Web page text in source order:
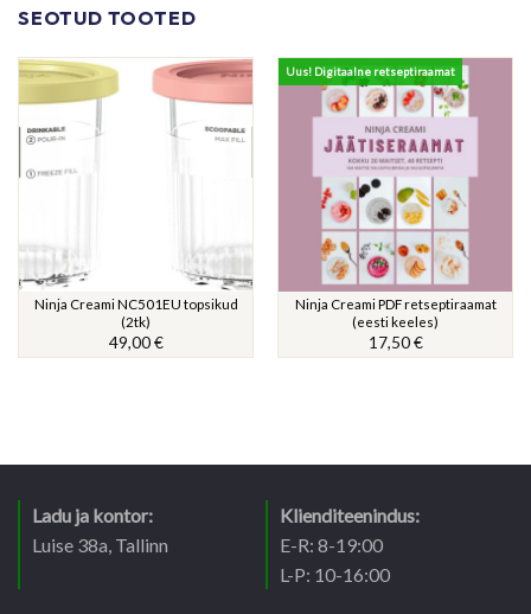
SEOTUD TOOTED
Ninja Creami NC501EU topsikud
(2tk)
49,00€
Uus! Digitaalne retseptiraamat
Ninja Creami PDF retseptiraamat
(eesti keeles)
17,50€
Ladu ja kontor:
Luise 38a, Tallinn
Klienditeenindus:
E-R: 8-19:00
L-P: 10-16:00